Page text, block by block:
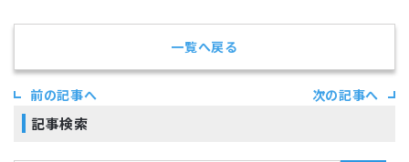
前の記事へ
一覧へ戻る
次の記事へ
記事検索